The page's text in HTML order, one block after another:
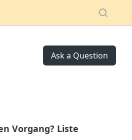
Ask a Question
Vorgang? Liste